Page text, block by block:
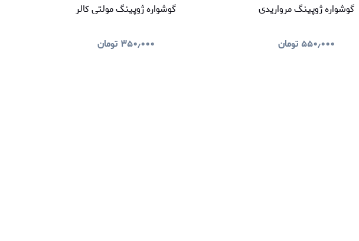
گوشواره ژوپینگ‌ مرواریدی
۵۵۰٫۰۰۰تومان
گوشواره ژوپینگ مولتی کالر
۳۵۰٫۰۰۰ تومان